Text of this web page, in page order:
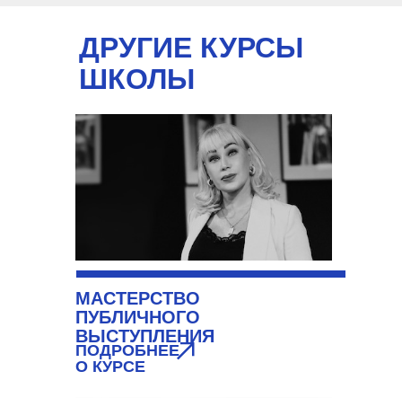
ДРУГИЕ КУРСЫ
ШКОЛЫ
ПОДРОБНЕЕ
О КУРСЕ
МАСТЕРСТВО
ПУБЛИЧНОГО
ВЫСТУПЛЕНИЯ